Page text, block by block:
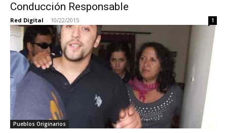
Conducción Responsable
Red Digital - 10/22/2015 1
Pueblos Originarios